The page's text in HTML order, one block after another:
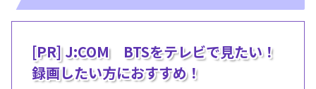
[PR] J:COM BTSをテレビで見たい！
録画したい方におすすめ！